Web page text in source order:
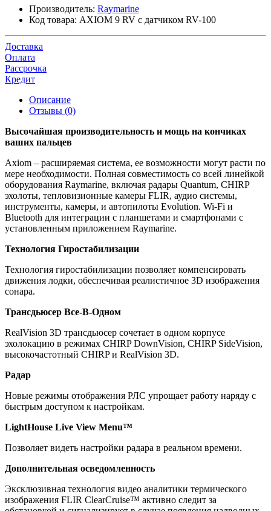
Производитель: Raymarine
Код товара: AXIOM 9 RV с датчиком RV-100
Доставка
Оплата
Рассрочка
Кредит
Описание
Отзывы (0)
Высочайшая производительность и мощь на кончиках
ваших пальцев
Axiom – расширяемая система, ее возможности могут расти по
мере необходимости. Полная совместимость со всей линейкой
оборудования Raymarine, включая радары Quantum, CHIRP
эхолоты, тепловизионные камеры FLIR, аудио системы,
инструменты, камеры, и автопилоты Evolution. Wi-Fi и
Bluetooth для интеграции с планшетами и смартфонами с
установленным приложением Raymarine.
Технология Гиростабилизации
Технология гиростабилизации позволяет компенсировать
движения лодки, обеспечивая реалистичное 3D изображения
сонара.
Трансдьюсер Все-В-Одном
RealVision 3D трансдьюсер сочетает в одном корпусе
эхолокацию в режимах CHIRP DownVision, CHIRP SideVision,
высокочастотный CHIRP и RealVision 3D.
Радар
Новые режимы отображения РЛС упрощает работу наряду с
быстрым доступом к настройкам.
LightHouse Live View Menu™
Позволяет видеть настройки радара в реальном времени.
Дополнительная осведомленность
Эксклюзивная технология видео аналитики термического
изображения FLIR ClearCruise™ активно следит за